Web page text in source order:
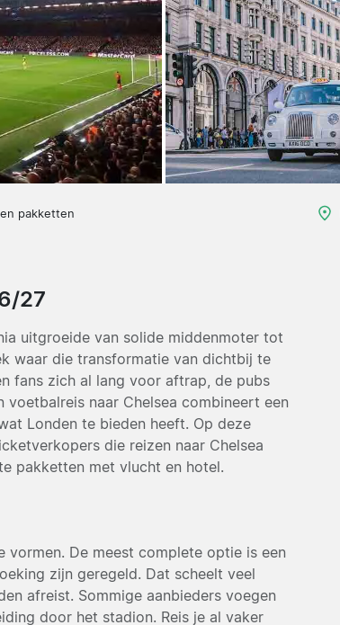
pakketten
27
uitgroeide van solide middenmoter tot
waar die transformatie van dichtbij te
fans zich al lang voor aftrap, de pubs
naar Chelsea combineert een
Londen te bieden heeft. Op deze
die reizen naar Chelsea
pakketten met vlucht en hotel.
vormen. De meest complete optie is een
zijn geregeld. Dat scheelt veel
afreist. Sommige aanbieders voegen
door het stadion. Reis je al vaker